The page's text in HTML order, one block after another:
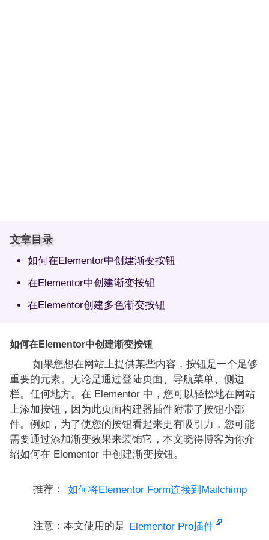
文章目录
如何在Elementor中创建渐变按钮
在Elementor中创建渐变按钮
在Elementor创建多色渐变按钮
如何在Elementor中创建渐变按钮
如果您想在网站上提供某些内容，按钮是一个足够
重要的元素。无论是通过登陆页面、导航菜单、侧边
栏。任何地方。在 Elementor 中，您可以轻松地在网站
上添加按钮，因为此页面构建器插件附带了按钮小部
件。例如，为了使您的按钮看起来更有吸引力，您可能
需要通过添加渐变效果来装饰它，本文晓得博客为你介
绍如何在 Elementor 中创建渐变按钮。
推荐： 如何将Elementor Form连接到Mailchimp
注意：本文使用的是 Elementor Pro插件